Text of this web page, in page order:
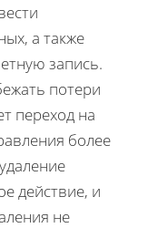
а также
запись.
потери
переход на
более
действие, и
не